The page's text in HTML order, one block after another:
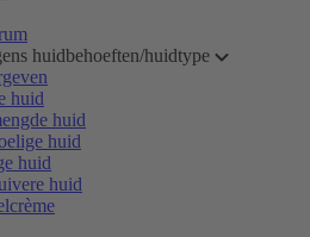
huidbehoeften/huidtype
huid
huid
huid
huid
huid